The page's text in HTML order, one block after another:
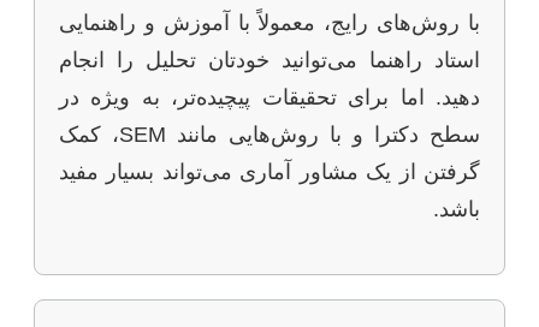
با روش‌های رایج، معمولاً با آموزش و راهنمایی
استاد راهنما می‌توانید خودتان تحلیل را انجام
دهید. اما برای تحقیقات پیچیده‌تر، به ویژه در
سطح دکترا و با روش‌هایی مانند SEM، کمک
گرفتن از یک مشاور آماری می‌تواند بسیار مفید
باشد.